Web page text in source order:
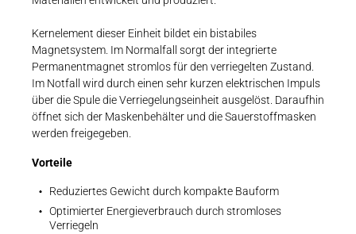
Kernelement dieser Einheit bildet ein bistabiles
Magnetsystem. Im Normalfall sorgt der integrierte
Permanentmagnet stromlos für den verriegelten Zustand.
Im Notfall wird durch einen sehr kurzen elektrischen Impuls
über die Spule die Verriegelungseinheit ausgelöst. Daraufhin
öffnet sich der Maskenbehälter und die Sauerstoffmasken
werden freigegeben.
Vorteile
Reduziertes Gewicht durch kompakte Bauform
Optimierter Energieverbrauch durch stromloses
Verriegeln